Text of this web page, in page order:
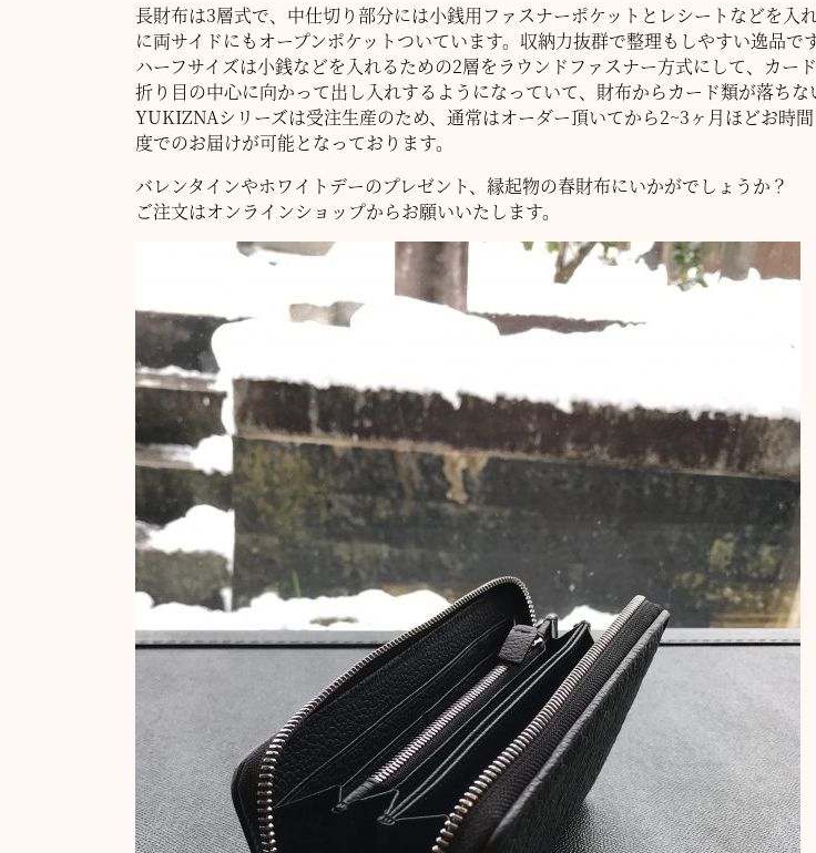
長財布は3層式で、中仕切り部分には小銭用ファスナーポケットとレシートなどを入
に両サイドにもオープンポケットついています。収納力抜群で整理もしやすい逸品です
ハーフサイズは小銭などを入れるための2層をラウンドファスナー方式にして、カ
折り目の中心に向かって出し入れするようになっていて、財布からカード類が落ちな
YUKIZNAシリーズは受注生産のため、通常はオーダー頂いてから2~3ヶ月ほどお時
度でのお届けが可能となっております。
バレンタインやホワイトデーのプレゼント、縁起物の春財布にいかがでしょうか？
ご注文はオンラインショップからお願いいたします。